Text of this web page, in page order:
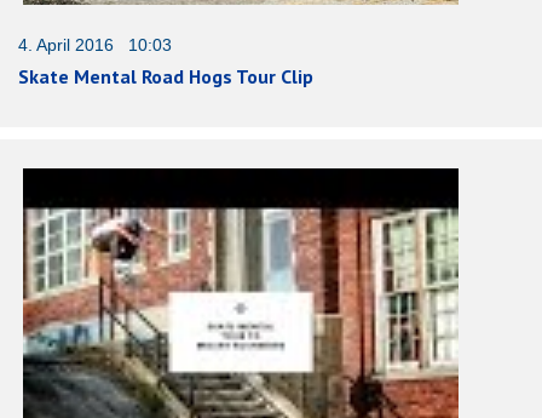
4. April 2016 10:03
Skate Mental Road Hogs Tour Clip